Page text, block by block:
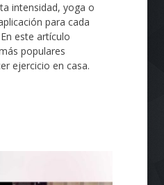
intensidad, yoga o
para cada
este artículo
populares
ejercicio en casa.